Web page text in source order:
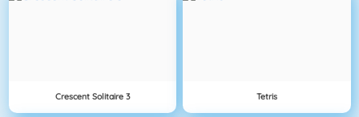
Crescent Solitaire 3 Tetris